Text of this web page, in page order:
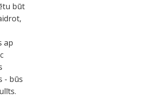
būt
ap
- būs